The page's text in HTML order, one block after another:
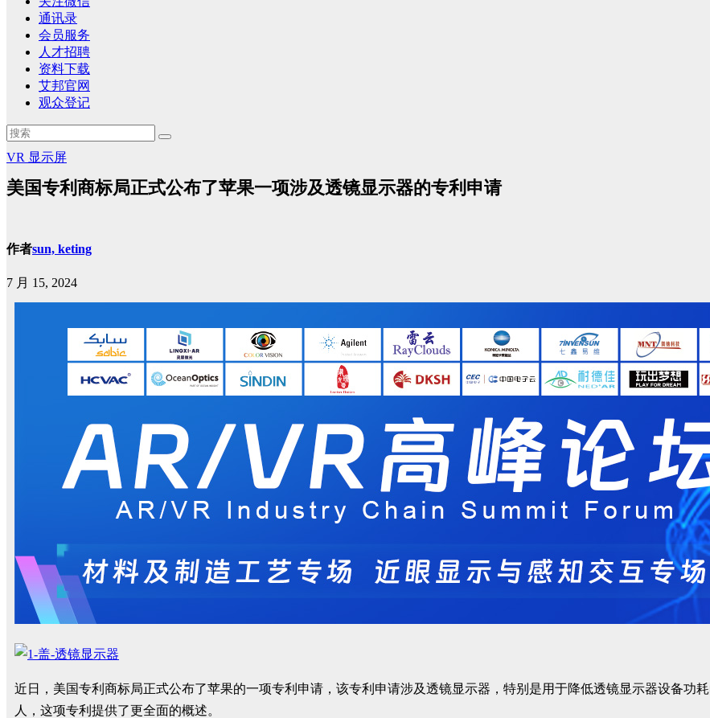
通讯录
会员服务
人才招聘
资料下载
艾邦官网
观众登记
VR 显示屏
美国专利商标局正式公布了苹果一项涉及透镜显示器的专利申请
作者sun, keting
7 月 15, 2024
近日，美国专利商标局正式公布了苹果的一项专利申请，该专利申请涉及透镜显示器，特别是用于降低透镜显示器设备功
人，这项专利提供了更全面的概述。